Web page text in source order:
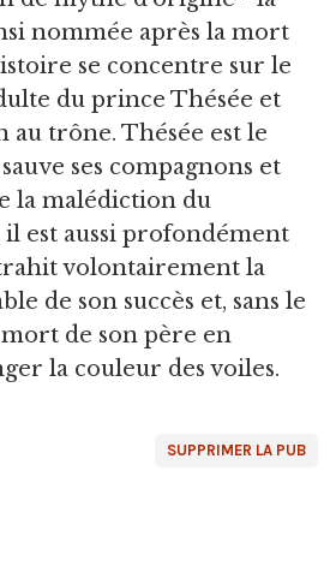
nommée après la mort
se concentre sur le
du prince Thésée et
au trône. Thésée est le
ses compagnons et
la malédiction du
est aussi profondément
volontairement la
de son succès et, sans le
de son père en
la couleur des voiles.
SUPPRIMER LA PUB